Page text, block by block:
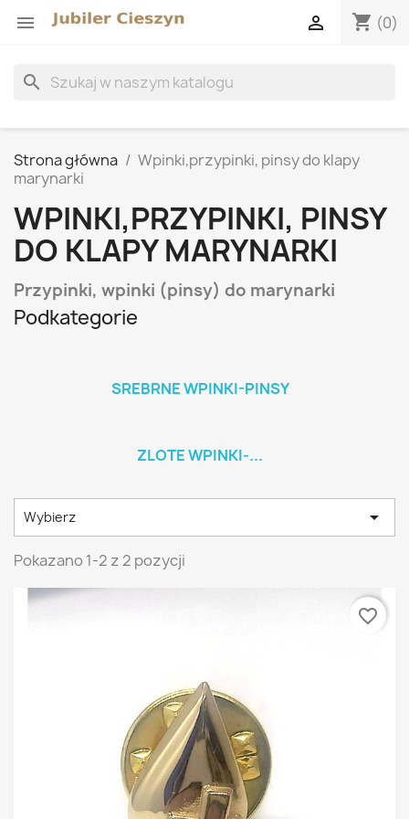
 shopping_cart (0)

search
Strona główna
Wpinki,przypinki, pinsy do klapy
marynarki
WPINKI,PRZYPINKI, PINSY
DO KLAPY MARYNARKI
Przypinki, wpinki (pinsy) do marynarki
Podkategorie
SREBRNE WPINKI-PINSY
ZLOTE WPINKI-...
Wybierz 
Pokazano 1-2 z 2 pozycji
favorite_border